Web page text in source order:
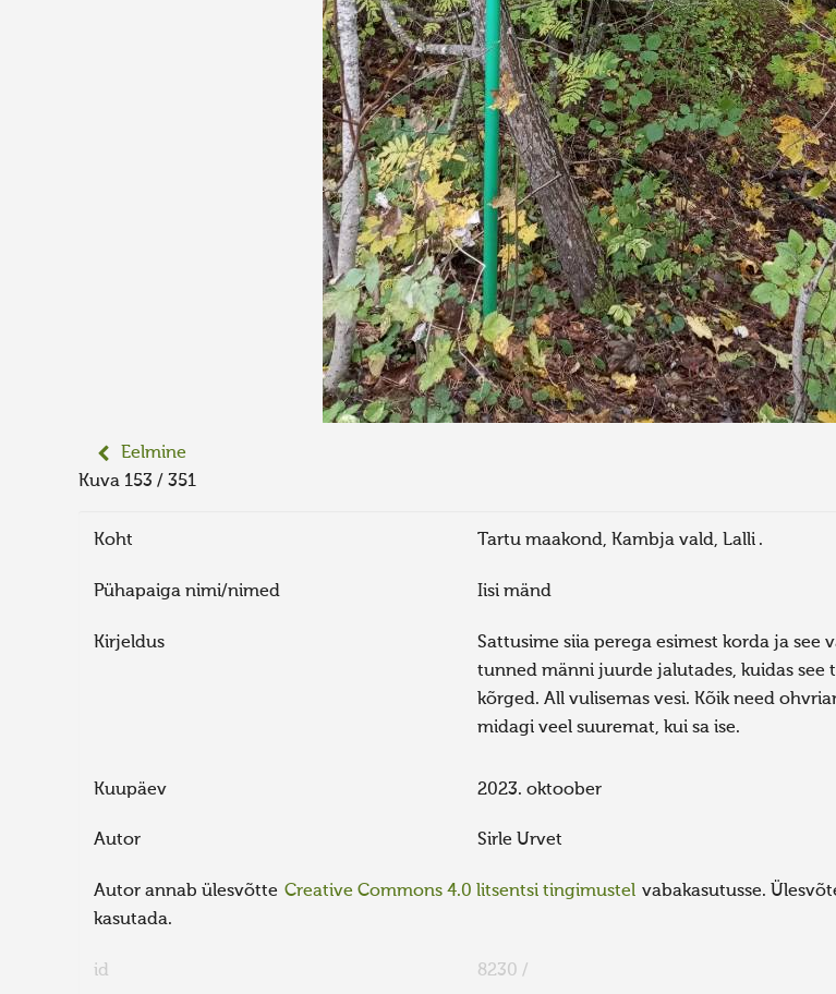
Eelmine
Kuva 153 / 351
Koht Tartu maakond, Kambja vald, Lalli .
Pühapaiga nimi/nimed Iisi mänd
Kirjeldus
Sattusime siia perega esimest korda ja see
tunned männi juurde jalutades, kuidas see
kõrged. All vulisemas vesi. Kõik need
midagi veel suuremat, kui sa ise.
Kuupäev 2023. oktoober
Autor Sirle Urvet
Autor annab ülesvõtte Creative Commons 4.0 litsentsi tingimustel vabakasutusse.
kasutada.
id 8230 /